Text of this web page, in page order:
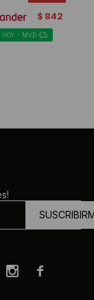
$ 842
HOY - MVD

